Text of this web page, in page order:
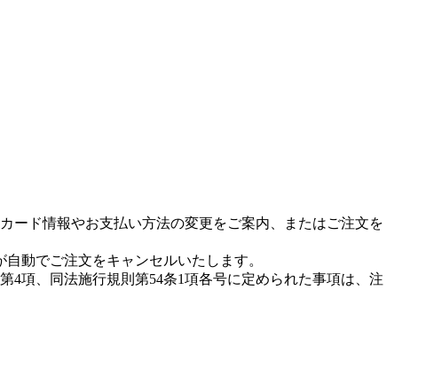
ード情報やお支払い方法の変更をご案内、またはご注文を
動でご注文をキャンセルいたします。
4項、同法施行規則第54条1項各号に定められた事項は、注